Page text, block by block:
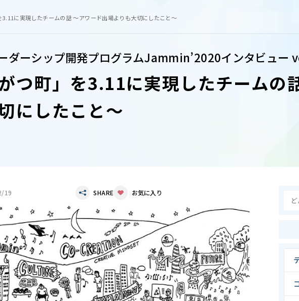
3.11に実現したチームの話 〜アワード出場よりも大切にしたこと〜
ダーシップ開発プログラムJammin’2020インタビュー
つ町」を3.11に実現したチームの
にしたこと〜
19 SHARE お気に入り